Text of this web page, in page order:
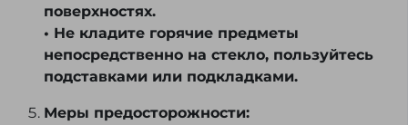
поверхностях.
• Не кладите горячие предметы
непосредственно на стекло, пользуйтесь
подставками или подкладками.
Меры предосторожности: